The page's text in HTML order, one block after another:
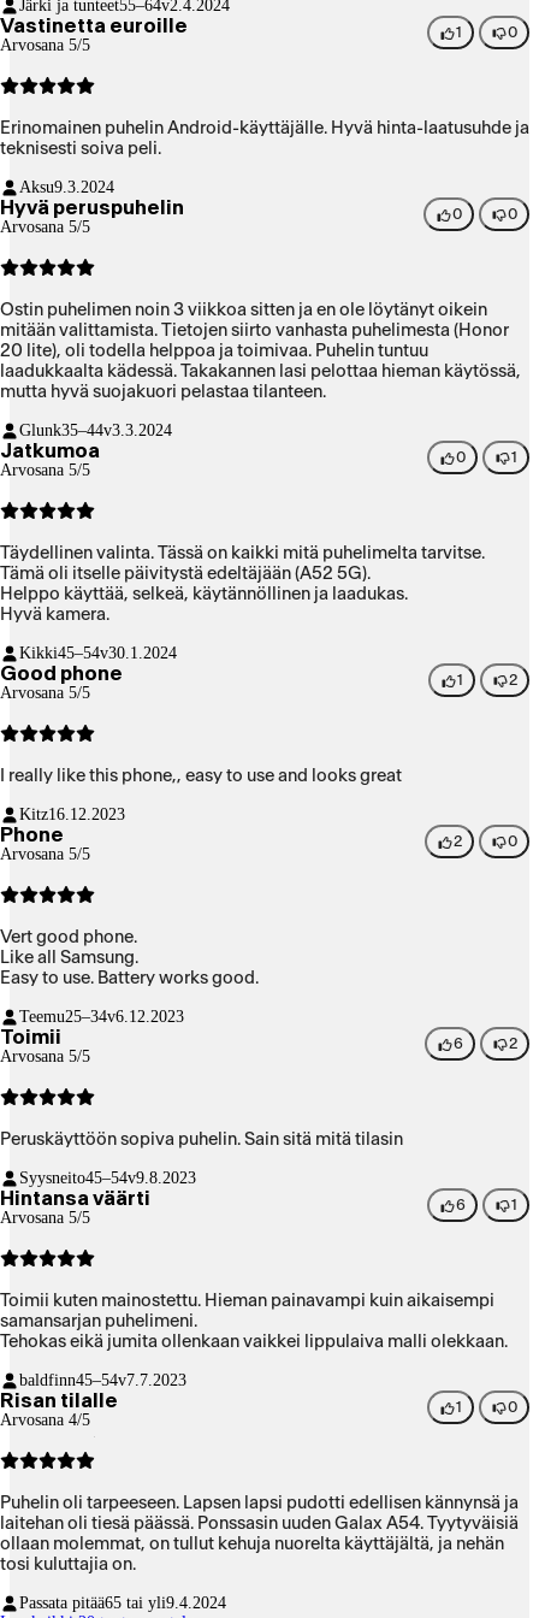
Järki ja tunteet55–64v2.4.2024
Vastinetta euroille
Arvosana 5/5
1 0
Erinomainen puhelin Android-käyttäjälle. Hyvä hinta-laatusuhde ja
teknisesti soiva peli.
Aksu9.3.2024
Hyvä peruspuhelin
Arvosana 5/5
0 0
Ostin puhelimen noin 3 viikkoa sitten ja en ole löytänyt oikein
mitään valittamista. Tietojen siirto vanhasta puhelimesta (Honor
20 lite), oli todella helppoa ja toimivaa. Puhelin tuntuu
laadukkaalta kädessä. Takakannen lasi pelottaa hieman käytössä,
mutta hyvä suojakuori pelastaa tilanteen.
Glunk35–44v3.3.2024
Jatkumoa
Arvosana 5/5
0 1
Täydellinen valinta. Tässä on kaikki mitä puhelimelta tarvitse.
Tämä oli itselle päivitystä edeltäjään (A52 5G).
Helppo käyttää, selkeä, käytännöllinen ja laadukas.
Hyvä kamera.
Kikki45–54v30.1.2024
Good phone
Arvosana 5/5
1 2
I really like this phone,, easy to use and looks great
Kitz16.12.2023
Phone
Arvosana 5/5
2 0
Vert good phone.
Like all Samsung.
Easy to use. Battery works good.
Teemu25–34v6.12.2023
Toimii
Arvosana 5/5
6 2
Peruskäyttöön sopiva puhelin. Sain sitä mitä tilasin
Syysneito45–54v9.8.2023
Hintansa väärti
Arvosana 5/5
6 1
Toimii kuten mainostettu. Hieman painavampi kuin aikaisempi
samansarjan puhelimeni.
Tehokas eikä jumita ollenkaan vaikkei lippulaiva malli olekkaan.
baldfinn45–54v7.7.2023
Risan tilalle
Arvosana 4/5
1 0
Puhelin oli tarpeeseen. Lapsen lapsi pudotti edellisen kännynsä ja
laitehan oli tiesä päässä. Ponssasin uuden Galax A54. Tyytyväisiä
ollaan molemmat, on tullut kehuja nuorelta käyttäjältä, ja nehän
tosi kuluttajia on.
Passata pitää65 tai yli9.4.2024